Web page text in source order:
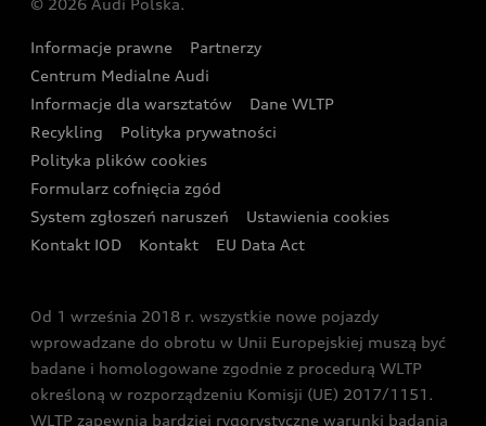
Wyszukaj najbliższego Partnera Audi
Oferta dla przedsiębiorców
Oferta dla klientów prywatnych
Kalkulator rat
Ubezpieczenie
Audi exclusive
Zasięg
Gwarancja
Akcje serwisowe Audi
Katalog online akcesoriów
Audi i Muzeum Sztuki Nowoczesnej w Warszawie
Audi driving experience
Audi quattro Cup
Audi i Puchar Świata w Skokach Narciarskich w
Zakopanem
© 2026 Audi Polska.
Informacje prawne
Partnerzy
Centrum Medialne Audi
Informacje dla warsztatów
Dane WLTP
Recykling
Polityka prywatności
Polityka plików cookies
Formularz cofnięcia zgód
System zgłoszeń naruszeń
Ustawienia cookies
Kontakt IOD
Kontakt EU Data Act
Od 1 września 2018 r. wszystkie nowe pojazdy
wprowadzane do obrotu w Unii Europejskiej muszą być
badane i homologowane zgodnie z procedurą WLTP
określoną w rozporządzeniu Komisji (UE) 2017/1151.
WLTP zapewnia bardziej rygorystyczne warunki badania